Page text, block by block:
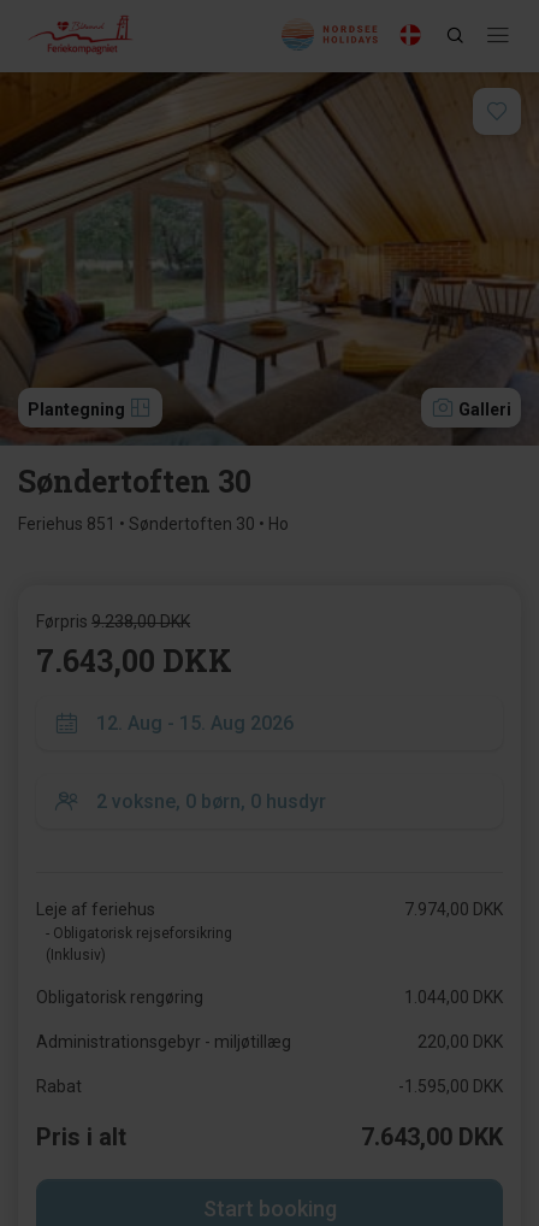
Plantegning Galleri
Søndertoften 30
Feriehus 851 • Søndertoften 30 • Ho
Førpris 9.238,00 DKK
7.643,00 DKK
Leje af feriehus
- Obligatorisk rejseforsikring
(Inklusiv)
7.974,00 DKK
Obligatorisk rengøring 1.044,00 DKK
Administrationsgebyr - miljøtillæg 220,00 DKK
Rabat -1.595,00 DKK
Pris i alt 7.643,00 DKK
Start booking